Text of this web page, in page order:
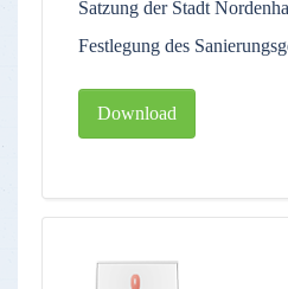
Satzung der Stadt
Festlegung des
Download